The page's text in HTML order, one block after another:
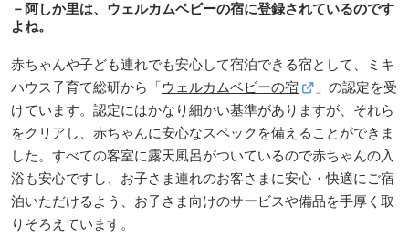
－阿しか里は、ウェルカムベビーの宿に登録されているのです
よね。
赤ちゃんや子ども連れでも安心して宿泊できる宿として、ミキ
ハウス子育て総研から「 ウェルカムベビーの宿
」の認定を受
けています。認定にはかなり細かい基準がありますが、それら
をクリアし、赤ちゃんに安心なスペックを備えることができま
した。すべての客室に露天風呂がついているので赤ちゃんの入
浴も安心ですし、お子さま連れのお客さまに安心・快適にご宿
泊いただけるよう、お子さま向けのサービスや備品を手厚く取
りそろえています。